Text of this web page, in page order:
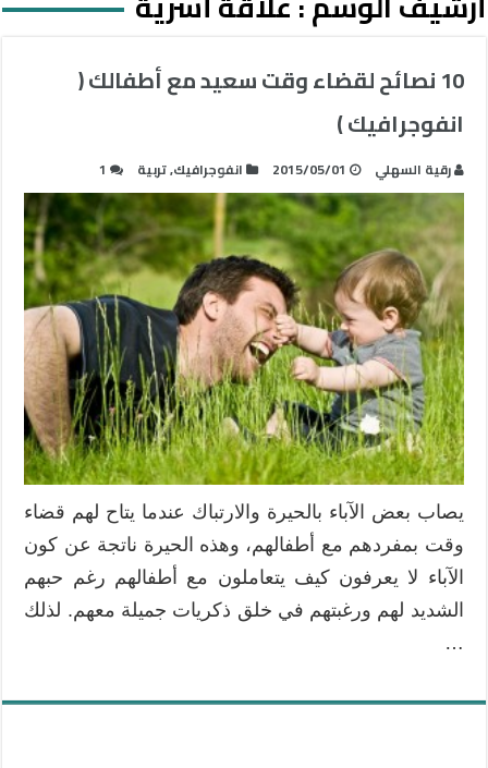
10 نصائح لقضاء وقت سعيد مع أطفالك (
انفوجرافيك )
رقية السهلي 2015/05/01 انفوجرافيك,تربية 1
يصاب بعض الآباء بالحيرة والارتباك عندما يتاح لهم قضاء
وقت بمفردهم مع أطفالهم، وهذه الحيرة ناتجة عن كون
الآباء لا يعرفون كيف يتعاملون مع أطفالهم رغم حبهم
الشديد لهم ورغبتهم في خلق ذكريات جميلة معهم. لذلك
…